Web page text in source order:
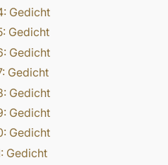
Gedicht
Gedicht
Gedicht
Gedicht
Gedicht
Gedicht
Gedicht
Gedicht